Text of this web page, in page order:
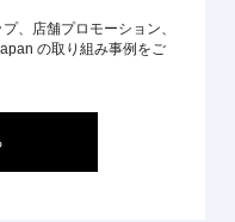
、店舗プロモーション、
の取り組み事例をご